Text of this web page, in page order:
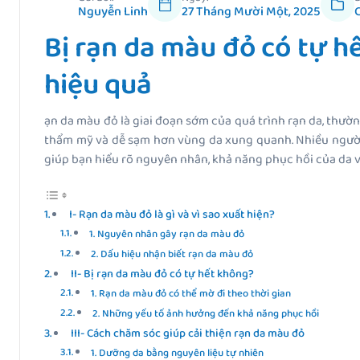
Nguyễn Linh 27 Tháng Mười Một, 2025
Bị rạn da màu đỏ có tự
hiệu quả
ạn da màu đỏ là giai đoạn sớm của quá trình rạn da,
thẩm mỹ và dễ sạm hơn vùng da xung quanh. Nhiều
giúp bạn hiểu rõ nguyên nhân, khả năng phục hồi của
I- Rạn da màu đỏ là gì và vì sao xuất hiện?
1. Nguyên nhân gây rạn da màu đỏ
2. Dấu hiệu nhận biết rạn da màu đỏ
II- Bị rạn da màu đỏ có tự hết không?
1. Rạn da màu đỏ có thể mờ đi theo thời gian
2. Những yếu tố ảnh hưởng đến khả năng phục hồi
III- Cách chăm sóc giúp cải thiện rạn da màu đỏ
1. Dưỡng da bằng nguyên liệu tự nhiên